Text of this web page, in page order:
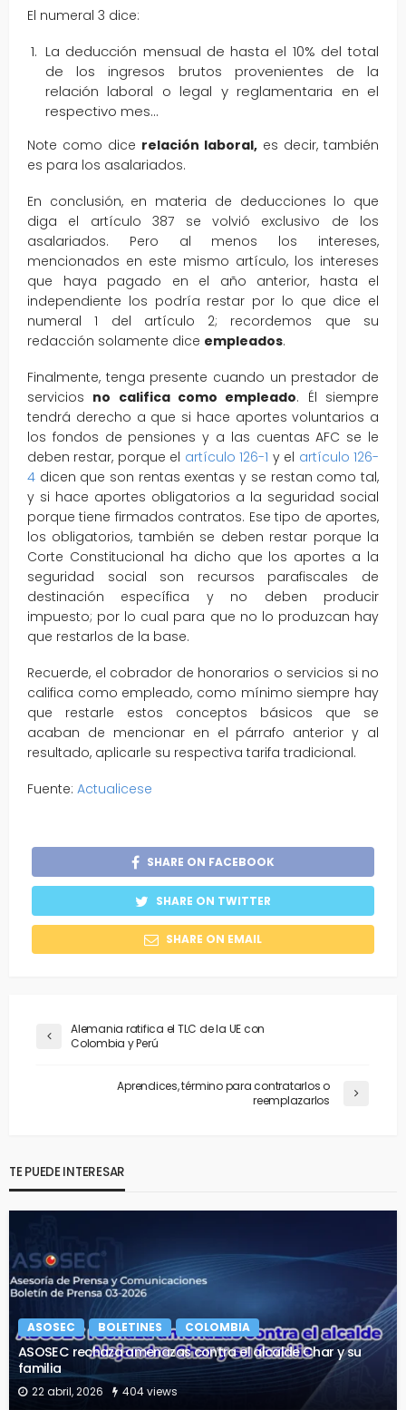
El numeral 3 dice:
La deducción mensual de hasta el 10% del total
de los ingresos brutos provenientes de la
relación laboral o legal y reglamentaria en el
respectivo mes…
Note como dice relación laboral, es decir, también
es para los asalariados.
En conclusión, en materia de deducciones lo que
diga el artículo 387 se volvió exclusivo de los
asalariados. Pero al menos los intereses,
mencionados en este mismo artículo, los intereses
que haya pagado en el año anterior, hasta el
independiente los podría restar por lo que dice el
numeral 1 del artículo 2; recordemos que su
redacción solamente dice empleados.
Finalmente, tenga presente cuando un prestador de
servicios no califica como empleado. Él siempre
tendrá derecho a que si hace aportes voluntarios a
los fondos de pensiones y a las cuentas AFC se le
deben restar, porque el artículo 126-1 y el artículo 126-
4 dicen que son rentas exentas y se restan como tal,
y si hace aportes obligatorios a la seguridad social
porque tiene firmados contratos. Ese tipo de aportes,
los obligatorios, también se deben restar porque la
Corte Constitucional ha dicho que los aportes a la
seguridad social son recursos parafiscales de
destinación específica y no deben producir
impuesto; por lo cual para que no lo produzcan hay
que restarlos de la base.
Recuerde, el cobrador de honorarios o servicios si no
califica como empleado, como mínimo siempre hay
que restarle estos conceptos básicos que se
acaban de mencionar en el párrafo anterior y al
resultado, aplicarle su respectiva tarifa tradicional.
Fuente: Actualicese
SHARE ON FACEBOOK
SHARE ON TWITTER
SHARE ON EMAIL
Alemania ratifica el TLC de la UE con
Colombia y Perú
Aprendices, término para contratarlos o
reemplazarlos
TE PUEDE INTERESAR
ASOSEC BOLETINES COLOMBIA
ASOSEC rechaza amenazas contra el alcalde Char y su
familia
22 abril, 2026 404 views